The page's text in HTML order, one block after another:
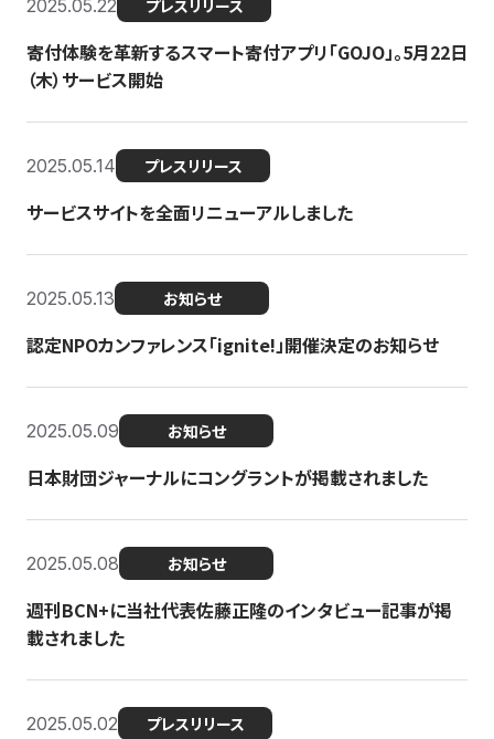
2025.05.22 プレスリリース
寄付体験を革新するスマート寄付アプリ「GOJO」。5月22日
（木）サービス開始
2025.05.14 プレスリリース
サービスサイトを全面リニューアルしました
2025.05.13 お知らせ
認定NPOカンファレンス「ignite!」開催決定のお知らせ
2025.05.09 お知らせ
日本財団ジャーナルにコングラントが掲載されました
2025.05.08 お知らせ
週刊BCN+に当社代表佐藤正隆のインタビュー記事が掲
載されました
2025.05.02 プレスリリース